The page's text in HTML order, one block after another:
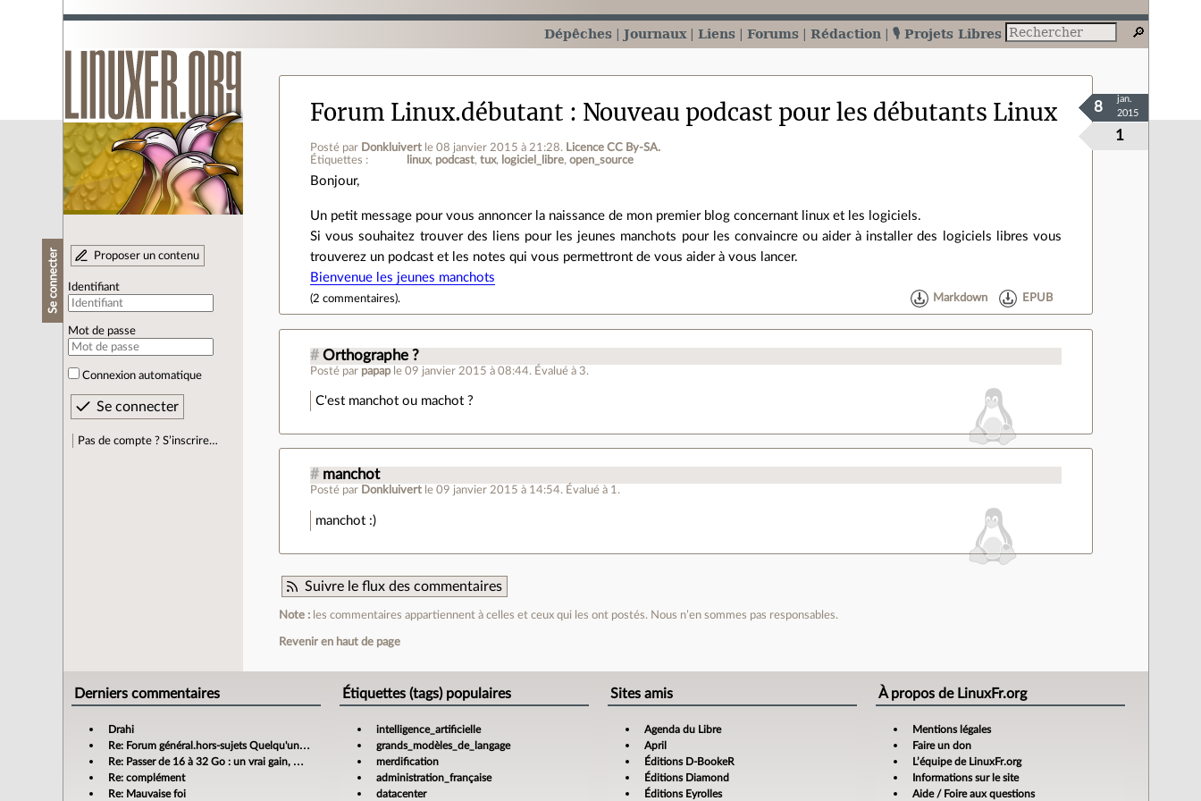
Dépêches Journaux Liens Forums Rédaction 🎙️ Projets Libres
Se connecter Proposer un contenu
Identifiant
Mot de passe
Connexion automatique
Pas de compte ? S’inscrire…
Forum Linux.débutant Nouveau podcast pour les débutants Linux
Posté par Donkluivert le 08 janvier 2015 à 21:28. Licence CC By‑SA.
Étiquettes :
linux podcast tux logiciel_libre open_source
1
8
jan.
2015
Bonjour,
Un petit message pour vous annoncer la naissance de mon premier blog concernant linux et les logiciels.
Si vous souhaitez trouver des liens pour les jeunes manchots pour les convaincre ou aider à installer des logiciels libres vous
trouverez un podcast et les notes qui vous permettront de vous aider à vous lancer.
Bienvenue les jeunes manchots
(2 commentaires). Markdown EPUB
# Orthographe ?
Posté par papap le 09 janvier 2015 à 08:44. Évalué à 3.
C'est manchot ou machot ?
# manchot
Posté par Donkluivert le 09 janvier 2015 à 14:54. Évalué à 1 .
manchot :)
Suivre le flux des commentaires
Note : les commentaires appartiennent à celles et ceux qui les ont postés. Nous n’en sommes pas responsables.
Revenir en haut de page
Derniers commentaires
Drahi
Re: Forum général.hors-sujets Quelqu'un a déjà confié sa compta à un cabinet d'expertise comptable en ligne ?
Re: Passer de 16 à 32 Go : un vrai gain, mais jusqu’où ?
Re: complément
Re: Mauvaise foi
Étiquettes (tags) populaires
intelligence_artificielle
grands_modèles_de_langage
merdification
administration_française
datacenter
Sites amis
Agenda du Libre
April
Éditions D-BookeR
Éditions Diamond
Éditions Eyrolles
À propos de LinuxFr.org
Mentions légales
Faire un don
L’équipe de LinuxFr.org
Informations sur le site
Aide / Foire aux questions